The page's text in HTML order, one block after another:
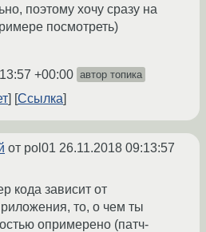
поэтому хочу сразу на
посмотреть)
+00:00 автор топика
Ссылка
от pol01 26.11.2018 09:13:57
кода зависит от
то, о чем ты
опримерено (патч-